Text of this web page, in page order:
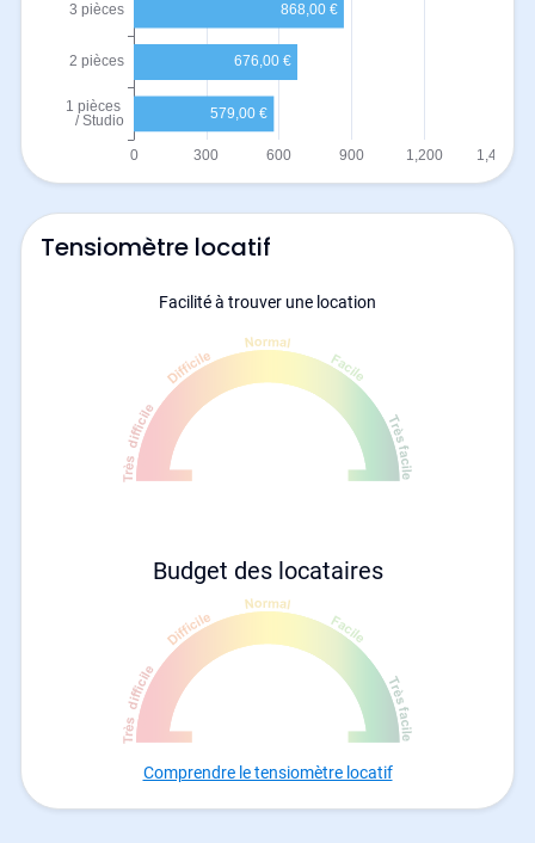
Tensiomètre locatif
Facilité à trouver une location
Budget des locataires
Comprendre le tensiomètre locatif